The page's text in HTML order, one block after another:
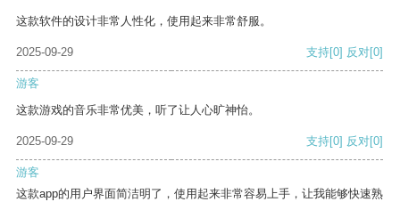
这款软件的设计非常人性化，使用起来非常舒服。
2025-09-29 支持[0] 反对[0]
游客
这款游戏的音乐非常优美，听了让人心旷神怡。
2025-09-29 支持[0] 反对[0]
游客
这款app的用户界面简洁明了，使用起来非常容易上手，让我能够快速熟